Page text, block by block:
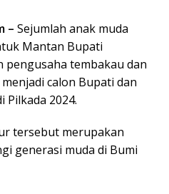
– Sejumlah anak muda
Mantan Bupati
pengusaha tembakau dan
calon Bupati dan
Pilkada 2024.
tersebut merupakan
generasi muda di Bumi